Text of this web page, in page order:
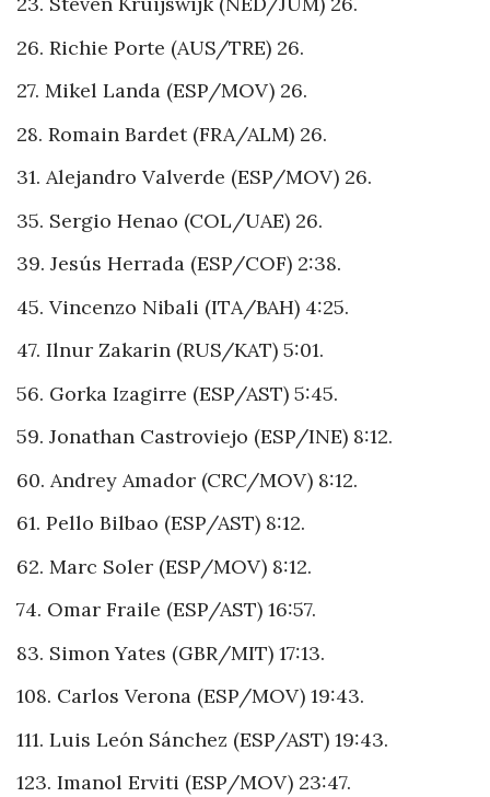
26. Richie Porte (AUS/TRE) 26.
27. Mikel Landa (ESP/MOV) 26.
28. Romain Bardet (FRA/ALM) 26.
31. Alejandro Valverde (ESP/MOV) 26.
35. Sergio Henao (COL/UAE) 26.
39. Jesús Herrada (ESP/COF) 2:38.
45. Vincenzo Nibali (ITA/BAH) 4:25.
47. Ilnur Zakarin (RUS/KAT) 5:01.
56. Gorka Izagirre (ESP/AST) 5:45.
59. Jonathan Castroviejo (ESP/INE) 8:12.
60. Andrey Amador (CRC/MOV) 8:12.
61. Pello Bilbao (ESP/AST) 8:12.
62. Marc Soler (ESP/MOV) 8:12.
74. Omar Fraile (ESP/AST) 16:57.
83. Simon Yates (GBR/MIT) 17:13.
108. Carlos Verona (ESP/MOV) 19:43.
111. Luis León Sánchez (ESP/AST) 19:43.
123. Imanol Erviti (ESP/MOV) 23:47.